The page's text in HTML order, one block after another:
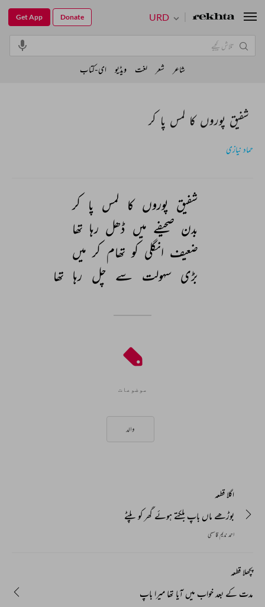
شفیق پوروں کا لمس پا کر
حماد نیازی
شفیق پوروں کا لمس پا کر
بدن صحیفے میں ڈھل رہا تھا
ضعیف انگلی کو تھام کر میں
بڑی سہولت سے چل رہا تھا
موضوعات
والد
اگلا قطعہ
بوڑھے ماں باپ بلکتے ہوئے گھر کو پلٹے
احمد ندیم قاسمی
پچھلا قطعہ
مدت کے بعد خواب میں آیا تھا میرا باپ
URD
Get App Donate
شاعر شعر لغت ویڈیو ای-کتاب